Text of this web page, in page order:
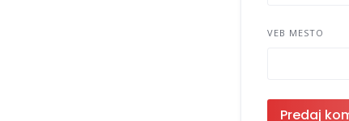
VEB MESTO